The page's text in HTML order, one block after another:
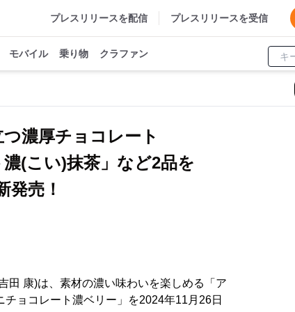
プレスリリースを配信 プレスリリースを受信
モバイル 乗り物 クラファン
濃厚チョコレート
(こい)抹茶」など2品を
発売！
田 康)は、素材の濃い味わいを楽しめる「ア
ョコレート濃ベリー」を2024年11月26日